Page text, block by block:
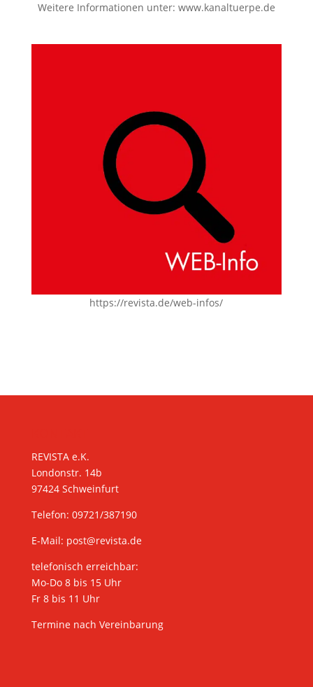
Weitere Informationen unter: www.kanaltuerpe.de
https://revista.de/web-infos/
REVISTA e.K.
Londonstr. 14b
97424 Schweinfurt
Telefon: 09721/387190
E-Mail: post@revista.de
telefonisch erreichbar:
Mo-Do 8 bis 15 Uhr
Fr 8 bis 11 Uhr
Termine nach Vereinbarung